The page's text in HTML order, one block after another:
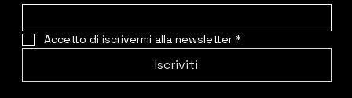
Accetto di iscrivermi alla newsletter *
Iscriviti